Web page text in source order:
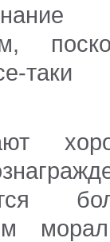
таки